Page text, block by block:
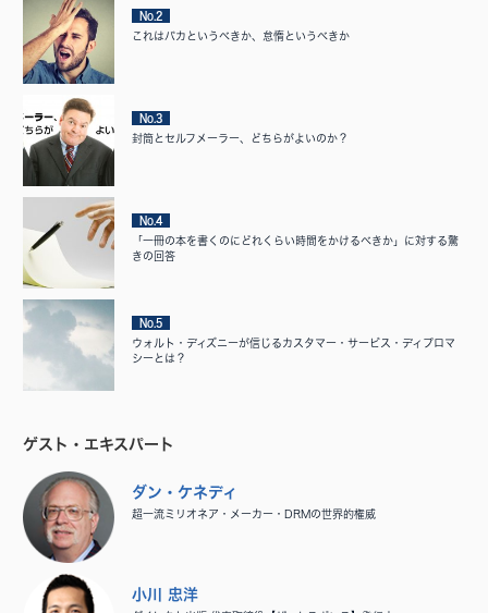
No.2
これはバカというべきか、怠惰というべきか
No.3
封筒とセルフメーラー、どちらがよいのか？
No.4
「一冊の本を書くのにどれくらい時間をかけるべきか」に対する驚
きの回答
No.5
ウォルト・ディズニーが信じるカスタマー・サービス・ディプロマ
シーとは？
ゲスト・エキスパート
ダン・ケネディ
超一流ミリオネア・メーカー・DRMの世界的権威
小川 忠洋